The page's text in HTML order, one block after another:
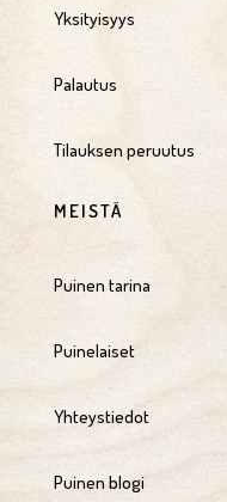
Yksityisyys
Palautus
Tilauksen peruutus
MEISTÄ
Puinen tarina
Puinelaiset
Yhteystiedot
Puinen blogi